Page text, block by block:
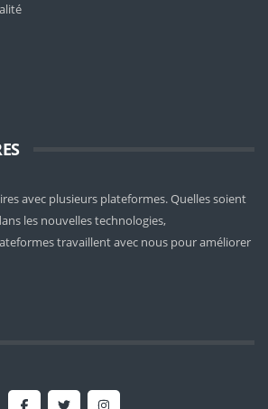
avec plusieurs plateformes. Quelles soient
les nouvelles technologies,
travaillent avec nous pour améliorer